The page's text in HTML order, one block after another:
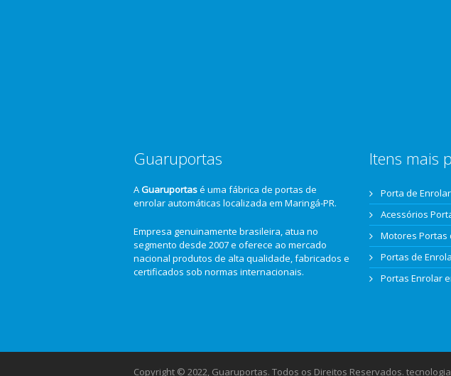
Guaruportas
AGuaruportasé uma fábrica de portas de
enrolar automáticas localizada em Maringá-PR.
Empresa genuinamente brasileira, atua no
segmento desde 2007 e oferece ao mercado
nacional produtos de alta qualidade, fabricados e
certificados sob normas internacionais.
Itens mais
Porta de
Acessórios
Motores Portas
Portas de
Portas Enrolar
Copyright © 2022, Guaruportas. Todos os Direitos Reservados.